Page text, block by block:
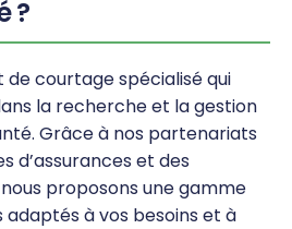
?
de courtage spécialisé qui
la recherche et la gestion
Grâce à nos partenariats
d’assurances et des
proposons une gamme
à vos besoins et à